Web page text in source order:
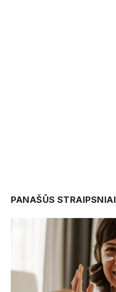
PANAŠŪS STRAIPSNIAI